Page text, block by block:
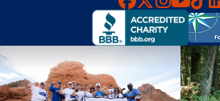
Faceboook
X